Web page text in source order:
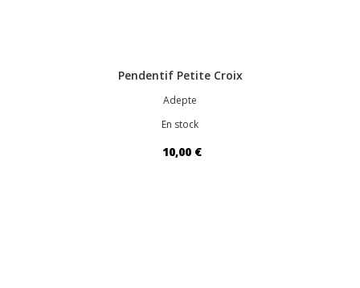
Pendentif Petite Croix
Adepte
En stock
10,00 €